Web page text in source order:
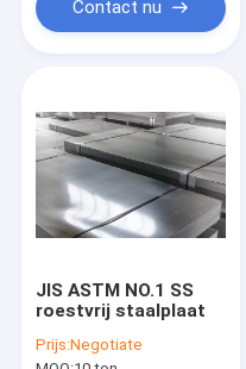
Contact nu
JIS ASTM NO.1 SS
roestvrij staalplaat
Prijs:Negotiate